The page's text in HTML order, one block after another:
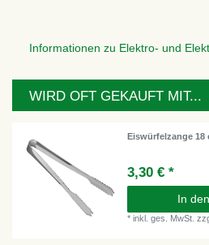
Informationen zu Elektro- und
WIRD OFT GEKAUFT MIT...
Eiswürfelzange 18
3,30 € *
In
*inkl. ges. MwSt.